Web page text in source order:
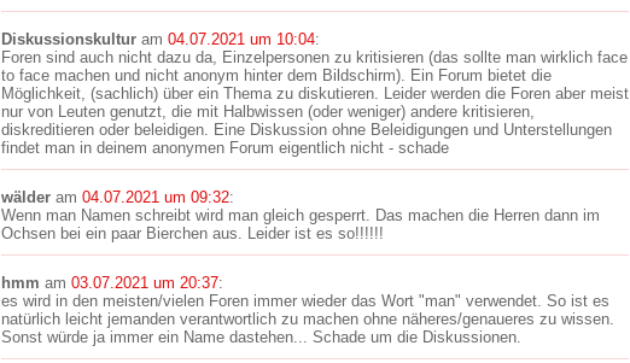
Diskussionskultur am 04.07.2021 um 10:04:
Foren sind auch nicht dazu da, Einzelpersonen zu kritisieren (das sollte man wirklich face
to face machen und nicht anonym hinter dem Bildschirm). Ein Forum bietet die
Möglichkeit, (sachlich) über ein Thema zu diskutieren. Leider werden die Foren aber meist
nur von Leuten genutzt, die mit Halbwissen (oder weniger) andere kritisieren,
diskreditieren oder beleidigen. Eine Diskussion ohne Beleidigungen und Unterstellungen
findet man in deinem anonymen Forum eigentlich nicht - schade
wälder am 04.07.2021 um 09:32:
Wenn man Namen schreibt wird man gleich gesperrt. Das machen die Herren dann im
Ochsen bei ein paar Bierchen aus. Leider ist es so!!!!!!
hmm am 03.07.2021 um 20:37:
es wird in den meisten/vielen Foren immer wieder das Wort "man" verwendet. So ist es
natürlich leicht jemanden verantwortlich zu machen ohne näheres/genaueres zu wissen.
Sonst würde ja immer ein Name dastehen... Schade um die Diskussionen.